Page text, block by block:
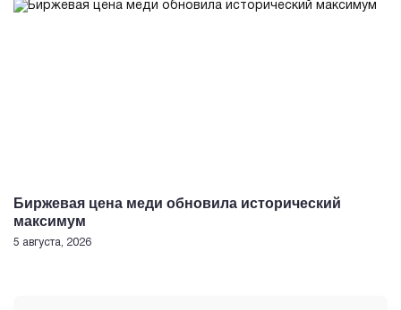
Биржевая цена меди обновила исторический
максимум
5 августа, 2026